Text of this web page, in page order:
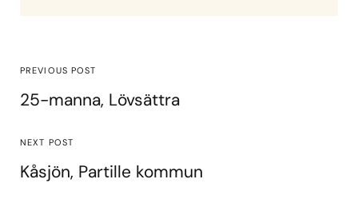
PREVIOUS POST
25-manna, Lövsättra
NEXT POST
Kåsjön, Partille kommun